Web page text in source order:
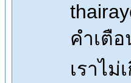
คำเตื
เราไม่